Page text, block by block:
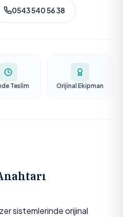
0543 540 56 38
Teslim Orijinal Ekipman
sistemlerinde orijinal